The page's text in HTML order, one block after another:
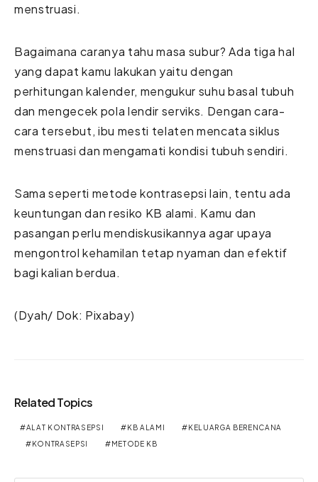
menstruasi.
Bagaimana caranya tahu masa subur? Ada tiga hal
yang dapat kamu lakukan yaitu dengan
perhitungan kalender, mengukur suhu basal tubuh
dan mengecek pola lendir serviks. Dengan cara-
cara tersebut, ibu mesti telaten mencata siklus
menstruasi dan mengamati kondisi tubuh sendiri.
Sama seperti metode kontrasepsi lain, tentu ada
keuntungan dan resiko KB alami. Kamu dan
pasangan perlu mendiskusikannya agar upaya
mengontrol kehamilan tetap nyaman dan efektif
bagi kalian berdua.
(Dyah/ Dok: Pixabay)
Related Topics
ALAT KONTRASEPSI KB ALAMI
KELUARGA BERENCANA
KONTRASEPSI
METODE KB